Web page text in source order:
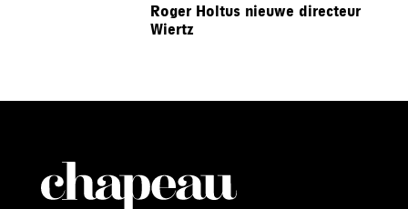
Roger Holtus nieuwe directeur
Wiertz